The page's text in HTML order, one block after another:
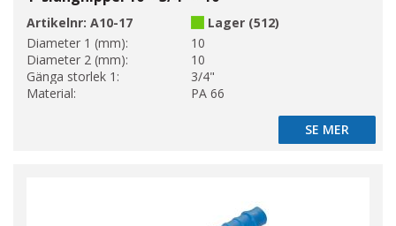
Artikelnr: A10-17
Lager (512)
Diameter 1 (mm):
10
Diameter 2 (mm):
10
Gänga storlek 1:
3/4"
Material:
PA 66
SE MER
SE MER